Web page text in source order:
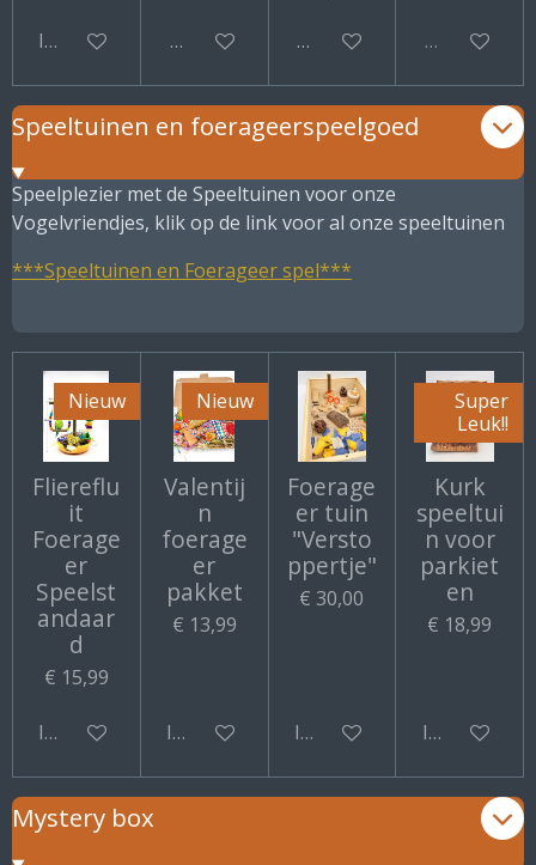
In winkelwagenBekijk details Bekijk details Uitverkocht
Speeltuinen en foerageerspeelgoed
Speelplezier met de Speeltuinen voor onze
Vogelvriendjes, klik op de link voor al onze speeltuinen
***Speeltuinen en Foerageer spel***
Nieuw
Fliereflu
it
Foerage
er
Speelst
andaar
d
€ 15,99
In winkelwagen
Nieuw
Valentij
n
foerage
er
pakket
€ 13,99
In winkelwagen
Foerage
er tuin
"Versto
ppertje"
€ 30,00
In winkelwagen
Super
Leuk!!
Kurk
speeltui
n voor
parkiet
en
€ 18,99
In
Mystery box